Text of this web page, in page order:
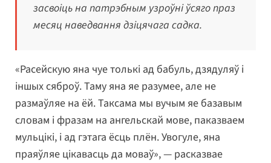
засвоіць на патрэбным узроўні ўсяго праз
месяц наведвання дзіцячага садка.
«Расейскую яна чуе толькі ад бабуль, дзядуляў і
іншых сяброў. Таму яна яе разумее, але не
размаўляе на ёй. Таксама мы вучым яе базавым
словам і фразам на ангельскай мове, паказваем
мульцікі, і ад гэтага ёсць плён. Увогуле, яна
праяўляе цікавасць да моваў», — расказвае